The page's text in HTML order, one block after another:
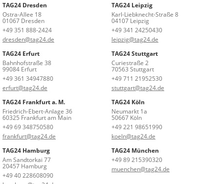
TAG24 Dresden
Ostra-Allee 18
01067 Dresden
+49 351 888-2424
dresden@tag24.de
TAG24 Leipzig
Karl-Liebknecht-Straße 8
04107 Leipzig
+49 341 24250430
leipzig@tag24.de
TAG24 Erfurt
Bahnhofstraße 38
99084 Erfurt
+49 361 34947880
erfurt@tag24.de
TAG24 Stuttgart
Curiestraße 2
70563 Stuttgart
+49 711 21952530
stuttgart@tag24.de
TAG24 Frankfurt a. M.
Friedrich-Ebert-Anlage 36
60325 Frankfurt am Main
+49 69 348750580
frankfurt@tag24.de
TAG24 Köln
Neumarkt 1a
50667 Köln
+49 221 98651990
koeln@tag24.de
TAG24 Hamburg
Am Sandtorkai 77
20457 Hamburg
+49 40 228608090
TAG24 München
+49 89 215390320
muenchen@tag24.de